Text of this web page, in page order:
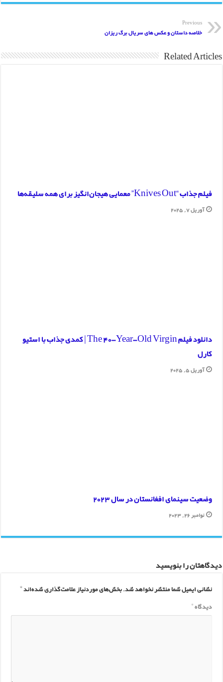
بازی دوم ایران لهستان؛ لیگ جهانی والیبال ۲۰۱۵
دانلود ویدیو مراسم افتتاحیه لیگ قهرمانان اروپا
Previous
خلاصه داستان و عکس های سریال برگ ریزان
Related Articles
فیلم جذاب “Knives Out” معمایی هیجان‌انگیز برای همه سلیقه‌ها
آوریل 7, 2025
دانلود فیلم The 40-Year-Old Virgin | کمدی جذاب با استیو
کارل
آوریل 5, 2025
وضعیت سینمای افغانستان در سال 2023
نوامبر 26, 2023
دیدگاهتان را بنویسید
نشانی ایمیل شما منتشر نخواهد شد.بخش‌های موردنیاز علامت‌گذاری شده‌اند*
دیدگاه*